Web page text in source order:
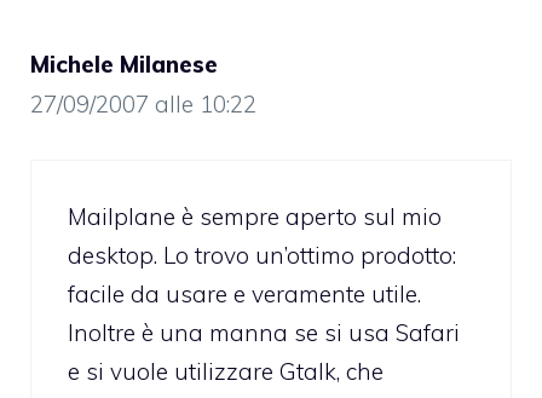
Michele Milanese
27/09/2007 alle 10:22
Mailplane è sempre aperto sul mio
desktop. Lo trovo un’ottimo prodotto:
facile da usare e veramente utile.
Inoltre è una manna se si usa Safari
e si vuole utilizzare Gtalk, che